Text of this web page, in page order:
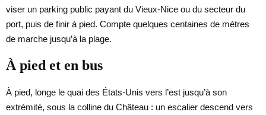
viser un parking public payant du Vieux-Nice ou du secteur du
port, puis de finir à pied. Compte quelques centaines de mètres
de marche jusqu’à la plage.
À pied et en bus
À pied, longe le quai des États-Unis vers l’est jusqu’à son
extrémité, sous la colline du Château : un escalier descend vers